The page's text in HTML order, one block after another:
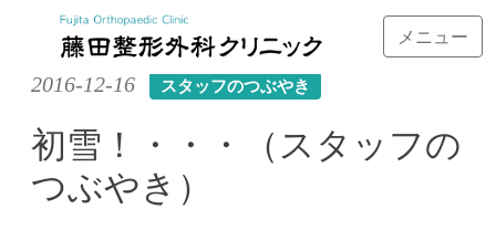
メニュー
2016-12-16 スタッフのつぶやき
初雪！・・・（スタッフの
つぶやき）